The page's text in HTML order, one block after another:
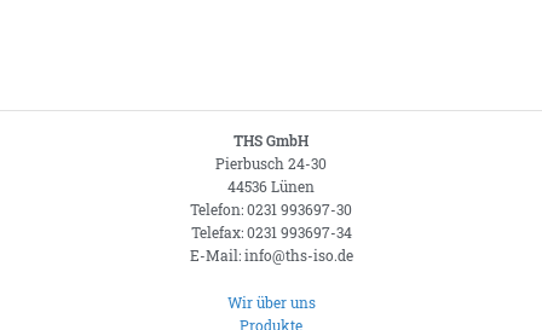
THS GmbH
Pierbusch 24-30
44536 Lünen
Telefon: 0231 993697-30
Telefax: 0231 993697-34
E-Mail: info@ths-iso.de
Wir über uns
Produkte